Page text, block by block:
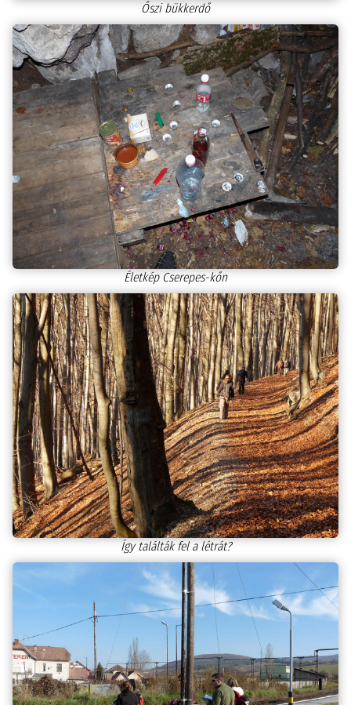
Őszi bükkerdő
Életkép Cserepes-kőn
Így találták fel a létrát?